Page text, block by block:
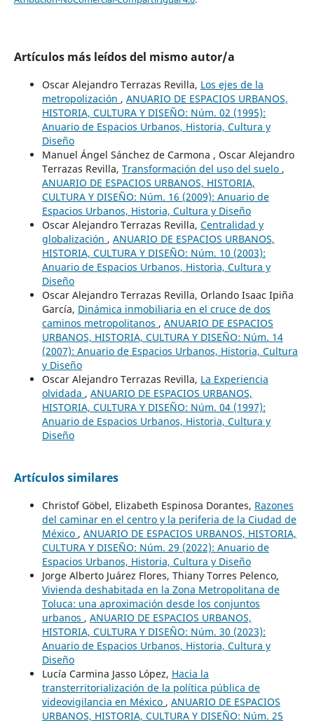
Artículos más leídos del mismo autor/a
Oscar Alejandro Terrazas Revilla, Los ejes de la
metropolización , ANUARIO DE ESPACIOS URBANOS,
HISTORIA, CULTURA Y DISEÑO: Núm. 02 (1995):
Anuario de Espacios Urbanos, Historia, Cultura y
Diseño
Manuel Ángel Sánchez de Carmona , Oscar Alejandro
Terrazas Revilla, Transformación del uso del suelo ,
ANUARIO DE ESPACIOS URBANOS, HISTORIA,
CULTURA Y DISEÑO: Núm. 16 (2009): Anuario de
Espacios Urbanos, Historia, Cultura y Diseño
Oscar Alejandro Terrazas Revilla, Centralidad y
globalización , ANUARIO DE ESPACIOS URBANOS,
HISTORIA, CULTURA Y DISEÑO: Núm. 10 (2003):
Anuario de Espacios Urbanos, Historia, Cultura y
Diseño
Oscar Alejandro Terrazas Revilla, Orlando Isaac Ipiña
García, Dinámica inmobiliaria en el cruce de dos
caminos metropolitanos , ANUARIO DE ESPACIOS
URBANOS, HISTORIA, CULTURA Y DISEÑO: Núm. 14
(2007): Anuario de Espacios Urbanos, Historia, Cultura
y Diseño
Oscar Alejandro Terrazas Revilla, La Experiencia
olvidada , ANUARIO DE ESPACIOS URBANOS,
HISTORIA, CULTURA Y DISEÑO: Núm. 04 (1997):
Anuario de Espacios Urbanos, Historia, Cultura y
Diseño
Artículos similares
Christof Göbel, Elizabeth Espinosa Dorantes, Razones
del caminar en el centro y la periferia de la Ciudad de
México , ANUARIO DE ESPACIOS URBANOS, HISTORIA,
CULTURA Y DISEÑO: Núm. 29 (2022): Anuario de
Espacios Urbanos, Historia, Cultura y Diseño
Jorge Alberto Juárez Flores, Thiany Torres Pelenco,
Vivienda deshabitada en la Zona Metropolitana de
Toluca: una aproximación desde los conjuntos
urbanos , ANUARIO DE ESPACIOS URBANOS,
HISTORIA, CULTURA Y DISEÑO: Núm. 30 (2023):
Anuario de Espacios Urbanos, Historia, Cultura y
Diseño
Lucía Carmina Jasso López, Hacia la
transterritorialización de la política pública de
videovigilancia en México , ANUARIO DE ESPACIOS
URBANOS, HISTORIA, CULTURA Y DISEÑO: Núm. 25